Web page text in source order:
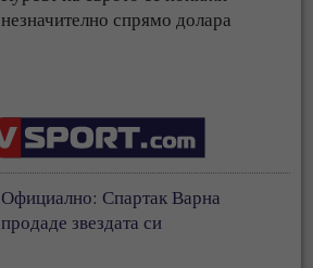
незначително спрямо долара
Официално: Спартак Варна
продаде звездата си